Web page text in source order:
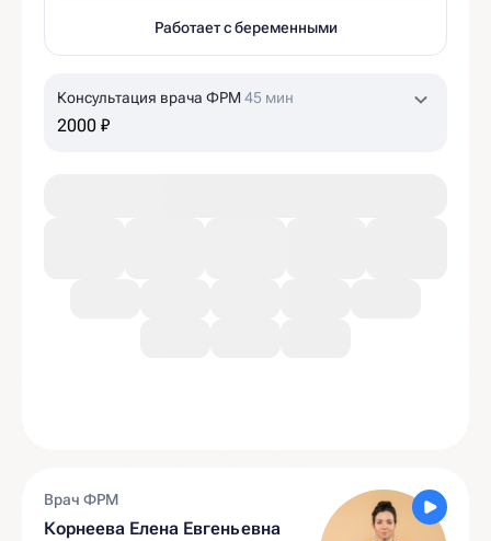
Работает с беременными
Консультация врача ФРМ 45 мин
2000 ₽
Врач ФРМ
Корнеева Елена Евгеньевна